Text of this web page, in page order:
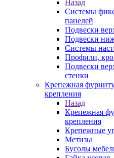
Назад
Системы
панелей
Подвески
Подвески
Системы
Профили,
Подвески
стенки
Крепежная
крепления
Назад
Крепежная
крепления
Крепежные
Метизы
Бусолы